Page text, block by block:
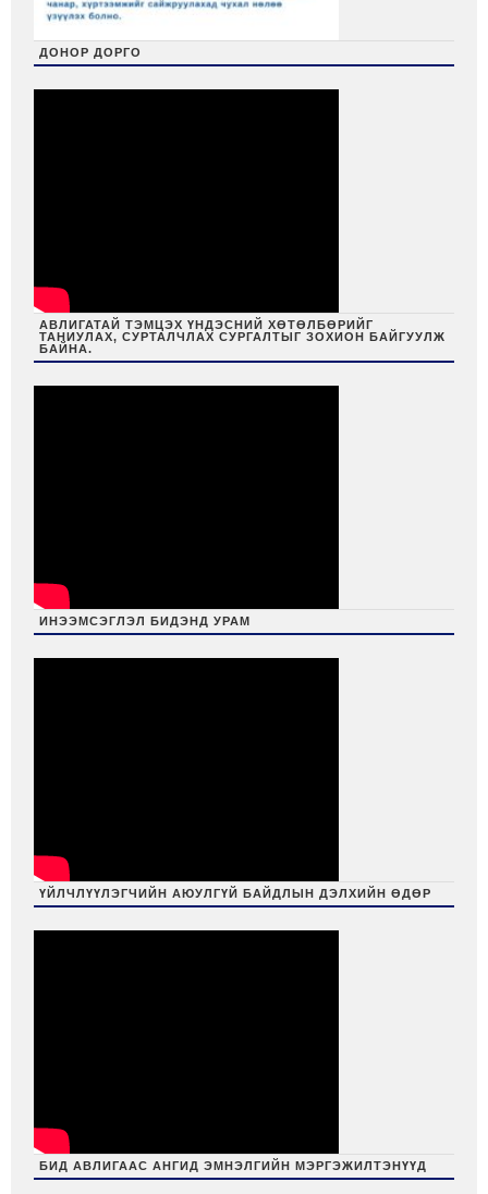
ДОНОР ДОРГО
АВЛИГАТАЙ ТЭМЦЭХ ҮНДЭСНИЙ ХӨТӨЛБӨРИЙГ
ТАНИУЛАХ, СУРТАЛЧЛАХ СУРГАЛТЫГ ЗОХИОН БАЙГУУЛЖ
БАЙНА.
ИНЭЭМСЭГЛЭЛ БИДЭНД УРАМ
ҮЙЛЧЛҮҮЛЭГЧИЙН АЮУЛГҮЙ БАЙДЛЫН ДЭЛХИЙН ӨДӨР
БИД АВЛИГААС АНГИД ЭМНЭЛГИЙН МЭРГЭЖИЛТЭНҮҮД